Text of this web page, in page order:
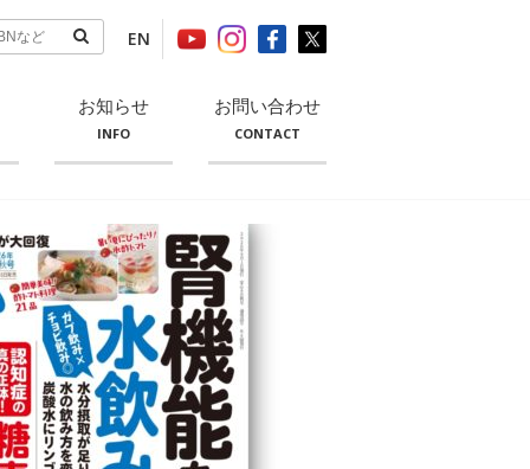
EN
お知らせ
INFO
お問い合わせ
CONTACT